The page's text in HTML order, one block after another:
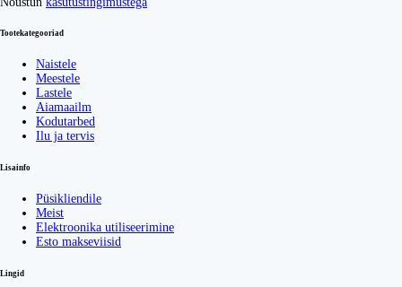
Tootekategooriad
Naistele
Meestele
Lastele
Aiamaailm
Kodutarbed
Ilu ja tervis
Lisainfo
Püsikliendile
Meist
Elektroonika utiliseerimine
Esto makseviisid
Lingid